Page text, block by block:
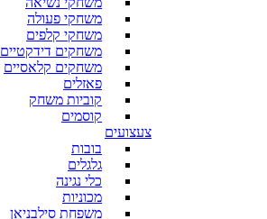
משחקי פעולה
משחקי קלפים
משחקים דידקטיים
משחקים קלאסיים
פאזלים
קוביות משחק
קוסמים
צעצועים
בובות
גלגלים
כלי נגינה
מכוניות
משפחת סילבניאן